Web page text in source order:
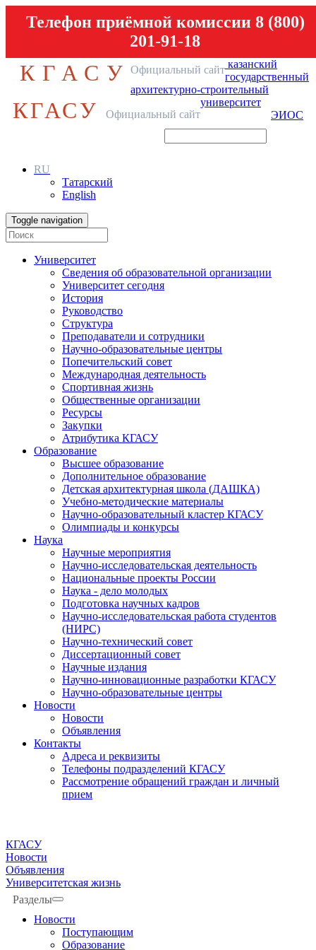
Телефон приёмной комиссии 8 (800)
201-91-18
КГАСУ Официальный сайт казанский
государственный
архитектурно-строительный
университет
КГАСУ Официальный сайт ЭИОС
RU
Татарский
English
Toggle navigation
Университет
Сведения об образовательной организации
Университет сегодня
История
Руководство
Структура
Преподаватели и сотрудники
Научно-образовательные центры
Попечительский совет
Международная деятельность
Спортивная жизнь
Общественные организации
Ресурсы
Закупки
Атрибутика КГАСУ
Образование
Высшее образование
Дополнительное образование
Детская архитектурная школа (ДАШКА)
Учебно-методические материалы
Научно-образовательный кластер КГАСУ
Олимпиады и конкурсы
Наука
Научные мероприятия
Научно-исследовательская деятельность
Национальные проекты России
Наука - дело молодых
Подготовка научных кадров
Научно-исследовательская работа студентов
(НИРС)
Научно-технический совет
Диссертационный совет
Научные издания
Научно-инновационные разработки КГАСУ
Научно-образовательные центры
Новости
Новости
Объявления
Контакты
Адреса и реквизиты
Телефоны подразделений КГАСУ
Рассмотрение обращений граждан и личный
прием
КГАСУ
Новости
Объявления
Университетская жизнь
Разделы
Новости
Поступающим
Образование